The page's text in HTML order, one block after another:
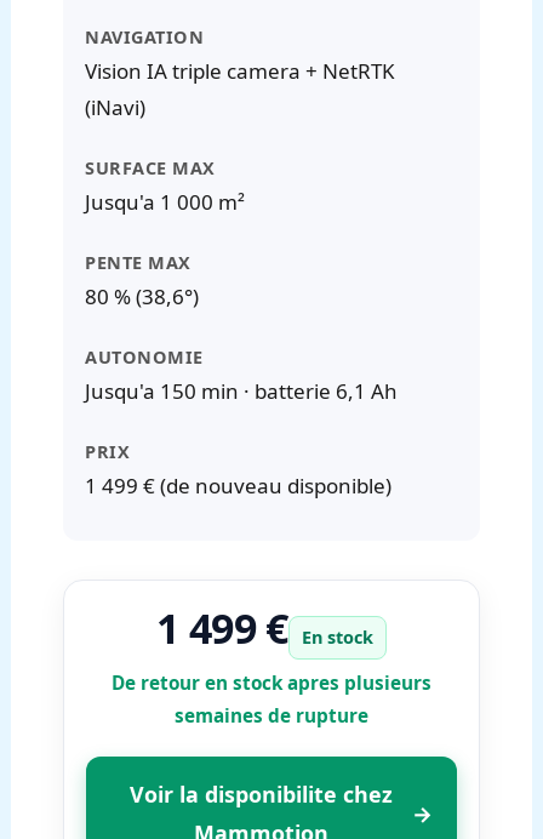
NAVIGATION
Vision IA triple camera + NetRTK
(iNavi)
SURFACE MAX
Jusqu'a 1 000 m²
PENTE MAX
80 % (38,6°)
AUTONOMIE
Jusqu'a 150 min · batterie 6,1 Ah
PRIX
1 499 € (de nouveau disponible)
1 499 € En stock
De retour en stock apres plusieurs
semaines de rupture
Voir la disponibilite chez
Mammotion
→